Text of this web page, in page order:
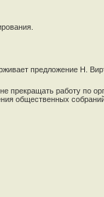
предложение Н.
работу по
общественных